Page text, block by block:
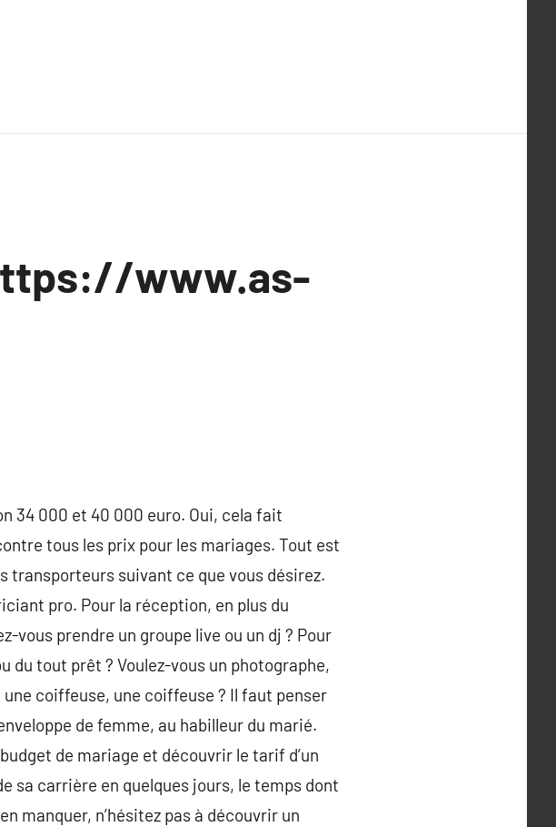
www.as-
34 000 et 40 000 euro. Oui, cela fait
tous les prix pour les mariages. Tout est
transporteurs suivant ce que vous désirez.
pro. Pour la réception, en plus du
vous prendre un groupe live ou un dj ? Pour
du tout prêt ? Voulez-vous un photographe,
coiffeuse, une coiffeuse ? Il faut penser
de femme, au habilleur du marié.
de mariage et découvrir le tarif d’un
sa carrière en quelques jours, le temps dont
manquer, n’hésitez pas à découvrir un